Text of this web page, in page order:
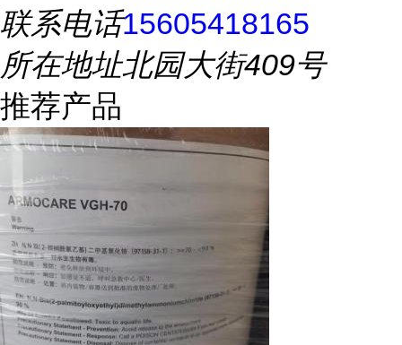
联系电话15605418165
所在地址北园大街409号
推荐产品